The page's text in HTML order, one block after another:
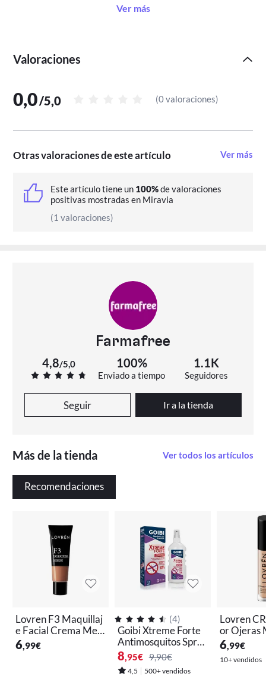
Ver más
Valoraciones
0,0/5,0 (0 valoraciones)
Otras valoraciones de este artículo Ver más
Este artículo tiene un 100%de valoraciones
positivas mostradas en Miravia
(1 valoraciones)
Farmafree
4,8/5,0 100%
Enviado a tiempo
1.1K
Seguidores
Seguir Ir a la tienda
Más de la tienda Ver todos los artículos
Recomendaciones
Lovren F3 Maquillaj
e Facial Crema Med
ium 25 ml
6,99€
(4)
Goibi Xtreme Forte
Antimosquitos Spra
y 75 ml
8,95€ 9,90€
4,5 500+ vendidos
Lovren
or Ojeras
6,99€
10+ vendidos